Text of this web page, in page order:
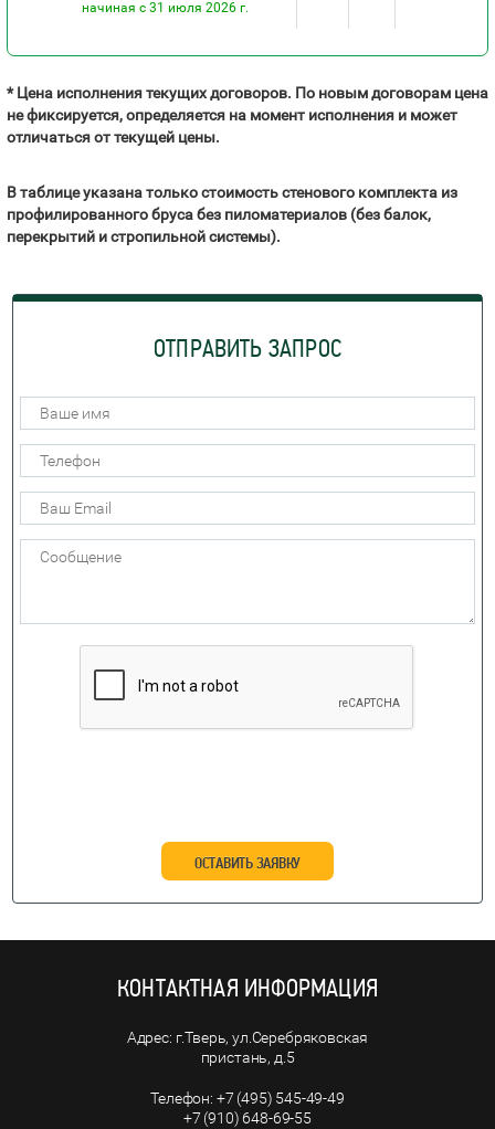
начиная с 31 июля 2026 г.
* Цена исполнения текущих договоров. По новым договорам цена
не фиксируется, определяется на момент исполнения и может
отличаться от текущей цены.
В таблице указана только стоимость стенового комплекта из
профилированного бруса без пиломатериалов (без балок,
перекрытий и стропильной системы).
ОТПРАВИТЬ ЗАПРОС
ОСТАВИТЬ ЗАЯВКУ
КОНТАКТНАЯ ИНФОРМАЦИЯ
г.Тверь, ул.Серебряковская
пристань, д.5
+7 (495) 545-49-49
+7 (910) 648-69-55